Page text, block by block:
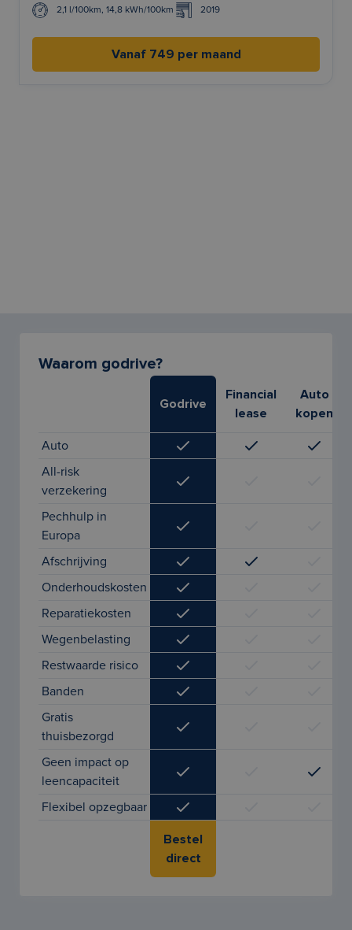
2,1 l/100km, 14,8 kWh/100km l/100km2019
Vanaf 749 per maand
Waarom godrive?
Godrive
Financial
lease
Auto
kopen
Auto
All-risk
verzekering
Pechhulp in
Europa
Afschrijving
Onderhoudskosten
Reparatiekosten
Wegenbelasting
Restwaarde risico
Banden
Gratis
thuisbezorgd
Geen impact op
leencapaciteit
Flexibel opzegbaar
Bestel
direct